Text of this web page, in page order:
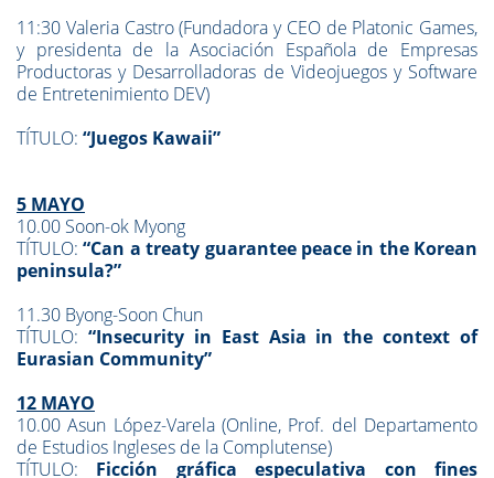
11:30 Valeria Castro (Fundadora y CEO de Platonic Games,
y presidenta de laAsociación Española de Empresas
Productoras y Desarrolladoras de Videojuegos y Software
de Entretenimiento DEV)
TÍTULO: “Juegos Kawaii”
5 MAYO
10.00 Soon-ok Myong
TÍTULO:“Can a treaty guarantee peace in the Korean
peninsula?”
11.30 Byong-Soon Chun
TÍTULO: “Insecurity in East Asia in the context of
Eurasian Community”
12 MAYO
10.00 Asun López-Varela (Online, Prof. del Departamento
de Estudios Ingleses de la Complutense)
TÍTULO: Ficción gráfica especulativa con fines